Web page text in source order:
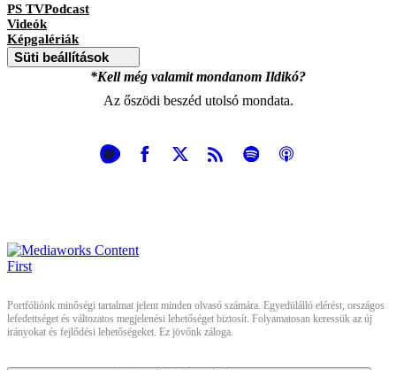
PS TVPodcast
Videók
Képgalériák
Süti beállítások
*Kell még valamit mondanom Ildikó?
Az őszödi beszéd utolsó mondata.
Portfóliónk minőségi tartalmat jelent minden olvasó számára. Egyedülálló elérést, országos
lefedettséget és változatos megjelenési lehetőséget biztosít. Folyamatosan keressük az új
irányokat és fejlődési lehetőségeket. Ez jövőnk záloga.